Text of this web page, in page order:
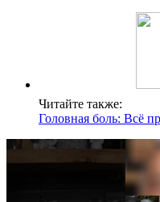
Читайте также:
Головная боль: Всё